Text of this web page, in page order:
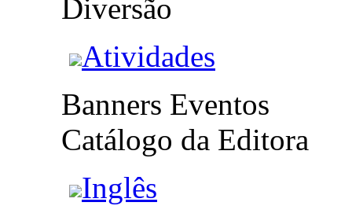
Diversão
Atividades
Banners Eventos
Catálogo da Editora
Inglês